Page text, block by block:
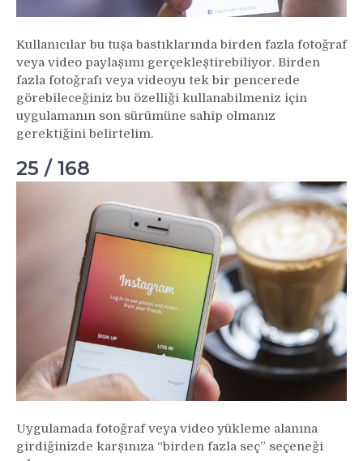
Kullanıcılar bu tuşa bastıklarında birden fazla fotoğraf
veya video paylaşımı gerçekleştirebiliyor. Birden
fazla fotoğrafı veya videoyu tek bir pencerede
görebileceğiniz bu özelliği kullanabilmeniz için
uygulamanın son sürümüne sahip olmanız
gerektiğini belirtelim.
25 / 168
Uygulamada fotoğraf veya video yükleme alanına
girdiğinizde karşınıza “birden fazla seç” seçeneği